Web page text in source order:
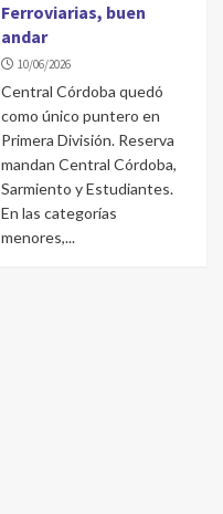
Ferroviarias, buen
andar
10/06/2026
Central Córdoba quedó
como único puntero en
Primera División. Reserva
mandan Central Córdoba,
Sarmiento y Estudiantes.
En las categorías
menores,...